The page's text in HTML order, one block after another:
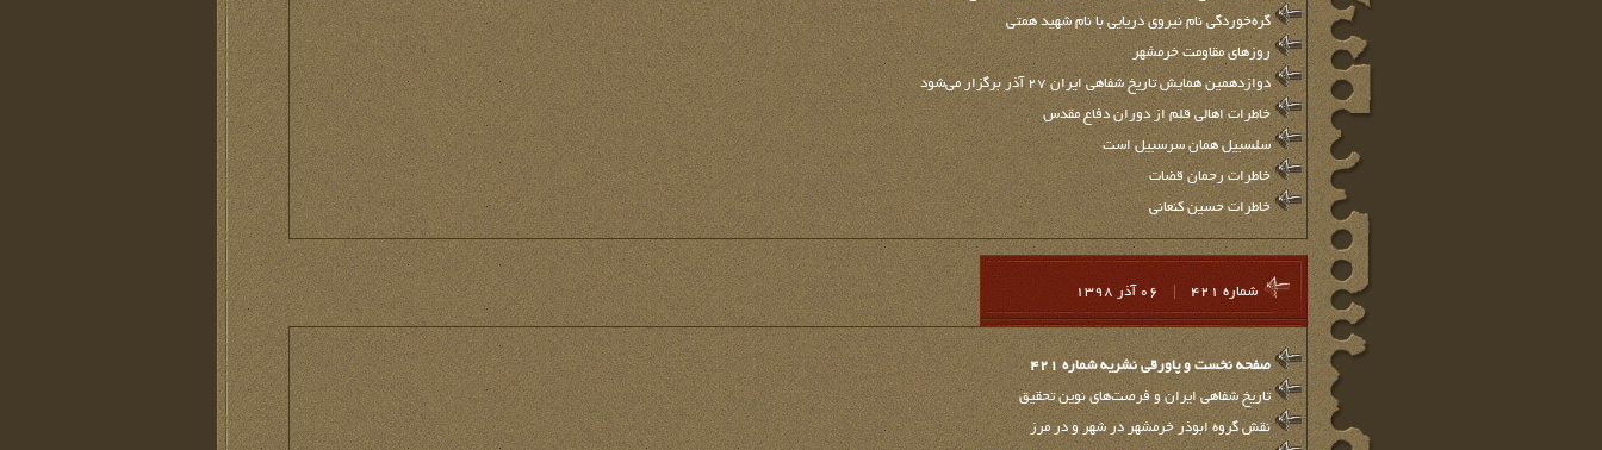
گره‌خوردگی نام نیروی دریایی با نام شهید همتی
روزهای مقاومت خرمشهر
دوازدهمین همایش تاریخ شفاهی ایران 27 آذر برگزار می‌شود
خاطرات اهالی قلم از دوران دفاع مقدس
سلسبیل همان سرسبیل است
خاطرات رحمان قضات
خاطرات حسین کنعانی
شماره 421
صفحه نخست و پاورقي نشريه شماره 421
تاریخ شفاهی ایران و فرصت‌های نوین تحقیق
نقش گروه ابوذر خرمشهر در شهر و در مرز